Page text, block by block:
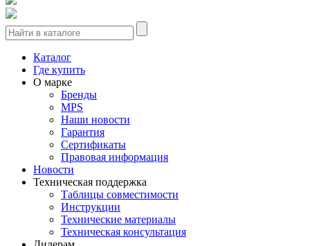
Каталог
Где купить
О марке
Бренды
MPS
Наши новости
Гарантия
Сертификаты
Правовая информация
Новости
Техническая поддержка
Таблицы совместимости
Инструкции
Технические материалы
Техническая консультация